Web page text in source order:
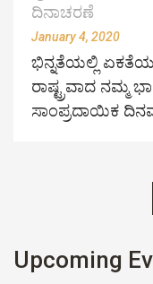
ದಿನಾಚರಣೆ
January 4, 2020
ಭಿನ್ನತೆಯಲ್ಲಿ
ರಾಷ್ಟ್ರವಾದ ನಮ್ಮ
ಸಾಂಪ್ರದಾಯಿಕ
Upcoming